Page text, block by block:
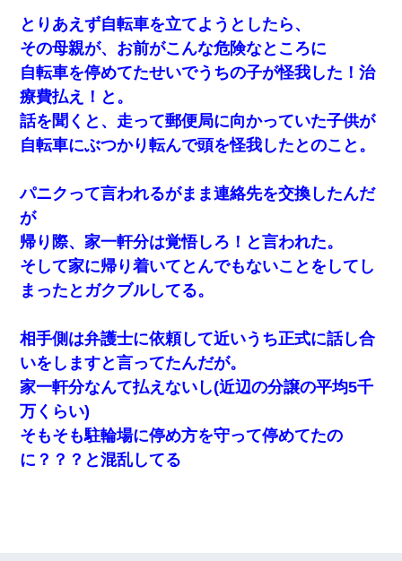
とりあえず自転車を立てようとしたら、
その母親が、お前がこんな危険なところに
自転車を停めてたせいでうちの子が怪我した！治
療費払え！と。
話を聞くと、走って郵便局に向かっていた子供が
自転車にぶつかり転んで頭を怪我したとのこと。
パニクって言われるがまま連絡先を交換したんだ
が
帰り際、家一軒分は覚悟しろ！と言われた。
そして家に帰り着いてとんでもないことをしてし
まったとガクブルしてる。
相手側は弁護士に依頼して近いうち正式に話し合
いをしますと言ってたんだが。
家一軒分なんて払えないし(近辺の分譲の平均5千
万くらい)
そもそも駐輪場に停め方を守って停めてたの
に？？？と混乱してる